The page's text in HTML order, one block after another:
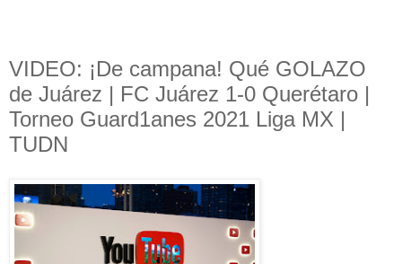
VIDEO: ¡De campana! Qué GOLAZO
de Juárez | FC Juárez 1-0 Querétaro |
Torneo Guard1anes 2021 Liga MX |
TUDN